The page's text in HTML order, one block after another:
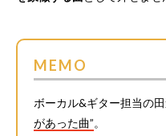
MEMO
ボーカル&ギター担当の田
があった曲”。